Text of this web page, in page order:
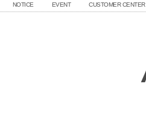
NOTICE EVENT CUSTOMER CENTER